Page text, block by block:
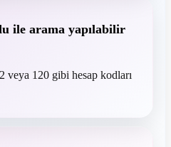
ile arama yapılabilir
veya 120 gibi hesap kodları